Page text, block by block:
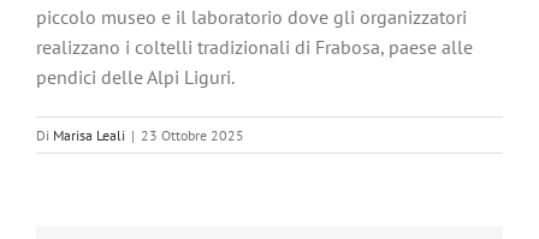
piccolo museo e il laboratorio dove gli organizzatori
realizzano i coltelli tradizionali di Frabosa, paese alle
pendici delle Alpi Liguri.
Di Marisa Leali | 23 Ottobre 2025